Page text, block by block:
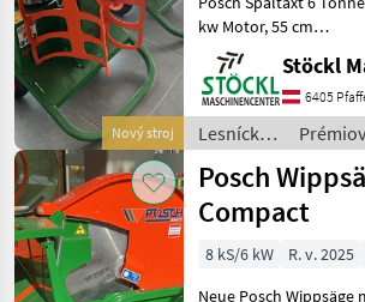
Nový stroj
kw Motor, 55 cm
Scheitellänge,
Vollgummiräder, NEU , :,
Lesnícke a drevárske
Štiepací stroj
Stöckl
6405
Lesnícke a
drevárske
stroje /
Posch
Posch
Compact
8 kS/6 kW R. v. 2025
Neue Posch Wippsäge